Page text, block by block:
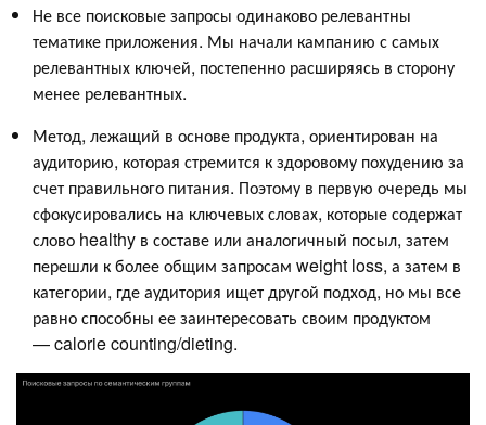
Не все поисковые запросы одинаково релевантны
тематике приложения. Мы начали кампанию с самых
релевантных ключей, постепенно расширяясь в сторону
менее релевантных.
Метод, лежащий в основе продукта, ориентирован на
аудиторию, которая стремится к здоровому похудению за
счет правильного питания. Поэтому в первую очередь мы
сфокусировались на ключевых словах, которые содержат
слово healthy в составе или аналогичный посыл, затем
перешли к более общим запросам weight loss, а затем в
категории, где аудитория ищет другой подход, но мы все
равно способны ее заинтересовать своим продуктом
— calorie counting/dieting.